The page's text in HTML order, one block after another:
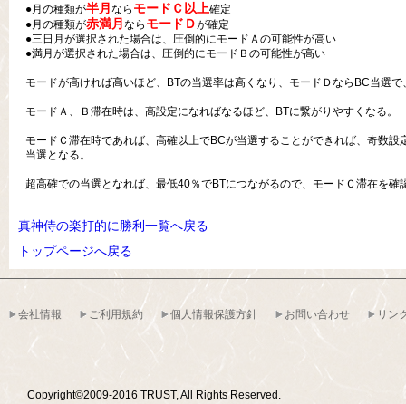
●月の種類が半月 なら モードＣ以上確定
●月の種類が赤満月 なら モードＤが確定
●三日月が選択された場合は、圧倒的にモードＡの可能性が高い
●満月が選択された場合は、圧倒的にモードＢの可能性が高い
モードが高ければ高いほど、BTの当選率は高くなり、モードＤならBC当選
モードＡ、Ｂ滞在時は、高設定になればなるほど、BTに繋がりやすくなる。
モードＣ滞在時であれば、高確以上でBCが当選することができれば、奇数
当選となる。
超高確での当選となれば、最低40％でBTにつながるので、モードＣ滞在を
真神侍の楽打的に勝利一覧へ戻る
トップページへ戻る
会社情報 ご利用規約 個人情報保護方針 お問い合わせ リン
Copyright©2009-2016 TRUST, All Rights Reserved.